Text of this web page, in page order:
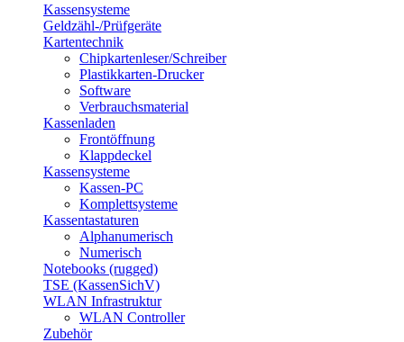
Kassensysteme
Geldzähl-/Prüfgeräte
Kartentechnik
Chipkartenleser/Schreiber
Plastikkarten-Drucker
Software
Verbrauchsmaterial
Kassenladen
Frontöffnung
Klappdeckel
Kassensysteme
Kassen-PC
Komplettsysteme
Kassentastaturen
Alphanumerisch
Numerisch
Notebooks (rugged)
TSE (KassenSichV)
WLAN Infrastruktur
WLAN Controller
Zubehör